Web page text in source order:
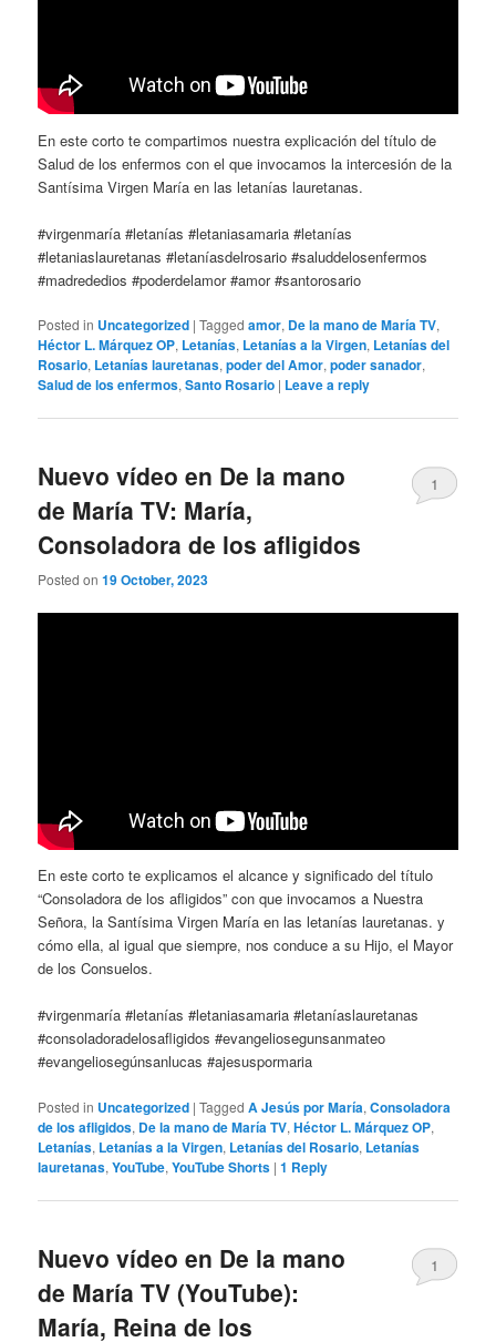
En este corto te compartimos nuestra explicación del título de
Salud de los enfermos con el que invocamos la intercesión de la
Santísima Virgen María en las letanías lauretanas.
#virgenmaría #letanías #letaniasamaria #letanías
#letaniaslauretanas #letaníasdelrosario #saluddelosenfermos
#madrededios #poderdelamor #amor #santorosario
Posted in Uncategorized |Tagged amor, De la mano de María TV,
Héctor L. Márquez OP, Letanías, Letanías a la Virgen, Letanías del
Rosario, Letanías lauretanas,poder del Amor,poder sanador,
Salud de los enfermos,Santo Rosario | Leave a reply
Nuevo vídeo en De la mano
de María TV: María,
Consoladora de los afligidos
Posted on19 October, 2023
1
En este corto te explicamos el alcance y significado del título
“Consoladora de los afligidos” con que invocamos a Nuestra
Señora, la Santísima Virgen María en las letanías lauretanas. y
cómo ella, al igual que siempre, nos conduce a su Hijo, el Mayor
de los Consuelos.
#virgenmaría #letanías #letaniasamaria #letaníaslauretanas
#consoladoradelosafligidos #evangeliosegunsanmateo
#evangeliosegúnsanlucas #ajesuspormaria
Posted in Uncategorized |Tagged A Jesús por María,Consoladora
de los afligidos, De la mano de María TV,Héctor L. Márquez OP,
Letanías, Letanías a la Virgen, Letanías del Rosario, Letanías
lauretanas,YouTube,YouTube Shorts |1 Reply
Nuevo vídeo en De la mano
de María TV (YouTube):
María, Reina de los
1